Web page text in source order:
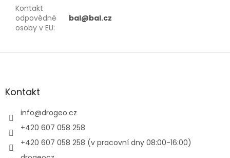
Kontakt
odpovědné
osoby v EU:
bal@bal.cz
Z
aKontakt
info@drogeo.cz
+420 607 058 258
+420 607 058 258 (v pracovní dny 08:00-16:00)